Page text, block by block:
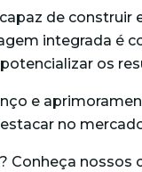
de construir
integrada é
os
e
no
nossos